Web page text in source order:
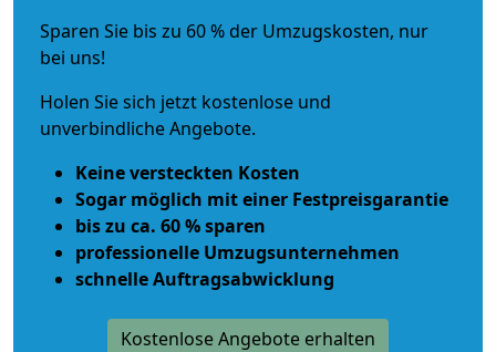
Sparen Sie bis zu 60 % der Umzugskosten, nur
bei uns!
Holen Sie sich jetzt kostenlose und
unverbindliche Angebote.
Keine versteckten Kosten
Sogar möglich mit einer Festpreisgarantie
bis zu ca. 60 % sparen
professionelle Umzugsunternehmen
schnelle Auftragsabwicklung
Kostenlose Angebote erhalten